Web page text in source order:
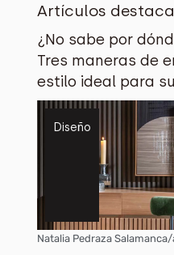
Artículos
¿No sabe por
Tres maneras de
estilo ideal para
Diseño
Natalia Pedraza Salamanca/